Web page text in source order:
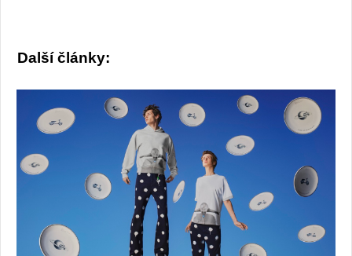
Další články: